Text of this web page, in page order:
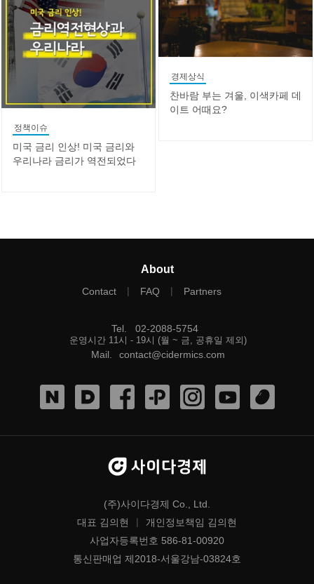
정책이슈
미국 금리 인상! 미국 금리와
우리나라 금리가 역전되었다
경제상식
찬바람 부는 겨울, 이색카페 데
이트 어때요?
About
Contact | FAQ | Partners
Tel 02-2088-5754
운영시간 11시 - 19시 (월 ~ 금, 공휴일 제외)
Mail contact@cidermics.com
(주)사이다경제 Co., Ltd.
대표 김의현
|
개인정보책임 김의현
사업자등록번호 586-81-00920
통신판매업 제2018-서울강남-03824호